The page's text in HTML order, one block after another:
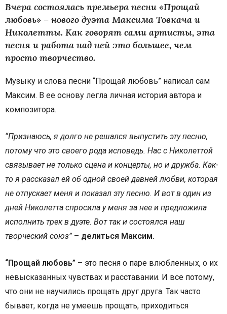
Вчера состоялась премьера песни «Прощай
любовь» – нового дуэта Максима Товкача и
Николетты. Как говорят сами артисты, эта
песня и работа над ней это большее, чем
просто творчество.
Музыку и слова песни “Прощай любовь” написал сам
Максим. В ее основу легла личная история автора и
композитора.
“Признаюсь, я долго не решался выпустить эту песню,
потому что это своего рода исповедь. Нас с Николеттой
связывает не только сцена и концерты, но и дружба. Как-
то я рассказал ей об одной своей давней любви, которая
не отпускает меня и показал эту песню. И вот в один из
дней Николетта спросила у меня за нее и предложила
исполнить трекв дуэте. Вот так и состоялся наш
творческий союз” – делиться Максим.
“Прощай любовь” – это песня о паре влюбленных, о их
невысказанных чувствах и расставании. И все потому,
что они не научились прощать друг друга. Так часто
бывает, когда не умеешь прощать, приходиться